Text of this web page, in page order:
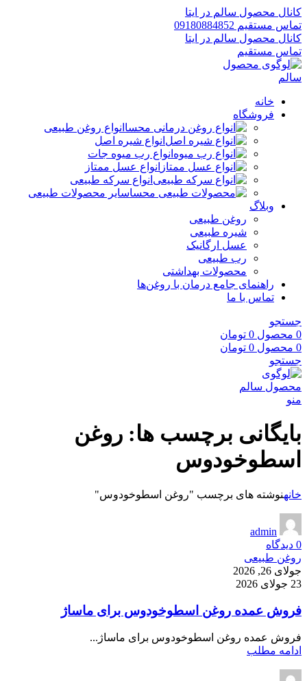
کانال محصول سالم در ایتا
تماس مستقیم 09180884852
کانال محصول سالم در ایتا
تماس مستقیم
خانه
فروشگاه
انواع روغن طبیعی
انواع شیره اصل
انواع رب میوه جات
انواع عسل ممتاز
انواع سرکه طبیعی
سایر محصولات طبیعی
وبلاگ
روغن طبیعی
شیره طبیعی
عسل ارگانیک
رب طبیعی
محصولات بهداشتی
راهنمای جامع درمان با روغن‌ها
تماس با ما
جستجو
0 محصول 0 تومان
0 محصول 0 تومان
جستجو
منو
بایگانی برچسب ها: روغن
اسطوخودوس
خانهنوشته های برچسب "روغن اسطوخودوس"
admin
0 دیدگاه
روغن طبیعی
جولای 26, 2026
23 جولای 2026
فروش عمده روغن اسطوخودوس برای ماساژ
فروش عمده روغن اسطوخودوس برای ماساژ...
ادامه مطلب